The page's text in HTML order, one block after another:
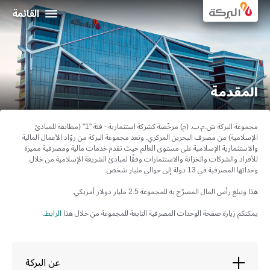
Al Baraka
القائمة
عن البركة
علاقات المستثمرين
التمويلات الاجتماعية و المستدامة
الحوكمة الإدارية
المركز الاعلامي
بيانات الإتصال
المقدمة
مجموعة البركة ش.م.ب. (م) مرخّصة كشركة استثمارية - فئة "1" (مطابقة للمبادئ
الإسلامية) من مصرف البحرين المركزي. وتعد مجموعة البركة من روّاد الأعمال المالية
والاستثمارية الإسلامية على مستوى العالم حيث تقدم خدمات مالية ومصرفية مميزة
للأفراد والشركات والخزانة والاستثمارات وفقًا لمبادئ الشريعة الإسلامية من خلال
وحداتها المصرفية في 13 دولة إلى حوالي مليار شخص.
هذا ويبلغ رأس المال المصرّح به للمجموعة 2.5 مليار دولار أمريكي.
يمكنكم زيارة صفحة الوحدات المصرفية التابعة للمجموعة من خلال هذا الرابط.
عن البركة